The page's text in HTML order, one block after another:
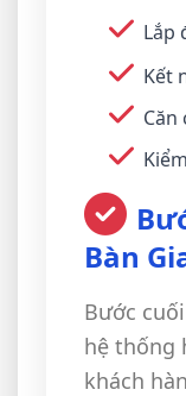
Lắp
Kết
Bàn
Bước
hệ thống
khách